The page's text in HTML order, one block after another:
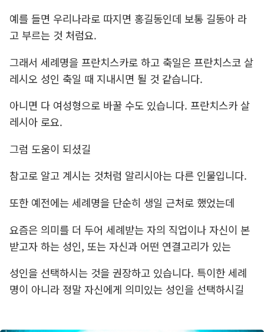
예를 들면 우리나라로 따지면 홍길동인데 보통 길동아 라
고 부르는 것 처럼요.
그래서 세례명을 프란치스카로 하고 축일은 프란치스코 살
레시오 성인 축일 때 지내시면 될 것 같습니다.
아니면 다 여성형으로 바꿀 수도 있습니다. 프란치스카 살
레시아 로요.
그럼 도움이 되셨길
참고로 알고 계시는 것처럼 알리시아는 다른 인물입니다.
또한 예전에는 세례명을 단순히 생일 근처로 했었는데
요즘은 의미를 더 두어 세례받는 자의 직업이나 자신이 본
받고자 하는 성인, 또는 자신과 어떤 연결고리가 있는
성인을 선택하시는 것을 권장하고 있습니다. 특이한 세례
명이 아니라 정말 자신에게 의미있는 성인을 선택하시길